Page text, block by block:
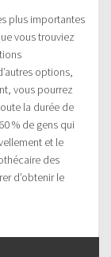
plus importantes
vous trouviez
options,
vous pourrez
la durée de
% de gens qui
et le
des
d’obtenir le